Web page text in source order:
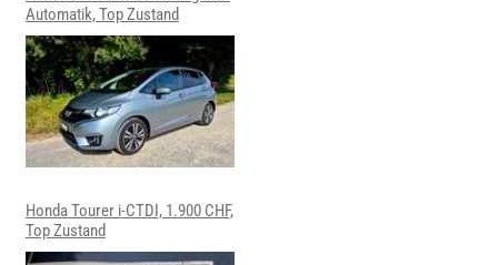
Automatik, Top Zustand
Honda Tourer i-CTDI, 1.900 CHF,
Top Zustand